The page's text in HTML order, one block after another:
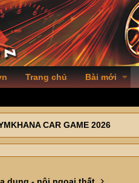
Trang chủ Bài mới
CAR GAME 2026